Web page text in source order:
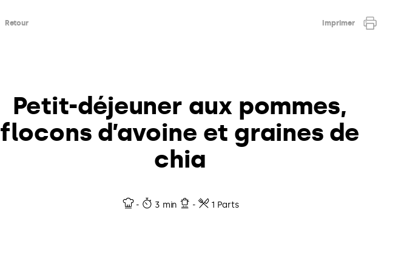
Retour Imprimer
Petit-déjeuner aux pommes,
flocons d’avoine et graines de
chia
- 3 min - 1 Parts